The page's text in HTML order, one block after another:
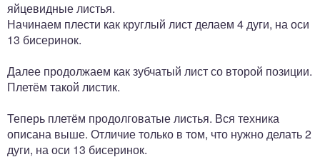
яйцевидные листья.
Начинаем плести как круглый лист делаем 4 дуги, на оси
13 бисеринок.
Далее продолжаем как зубчатый лист со второй позиции.
Плетём такой листик.
Теперь плетём продолговатые листья. Вся техника
описана выше. Отличие только в том, что нужно делать 2
дуги, на оси 13 бисеринок.